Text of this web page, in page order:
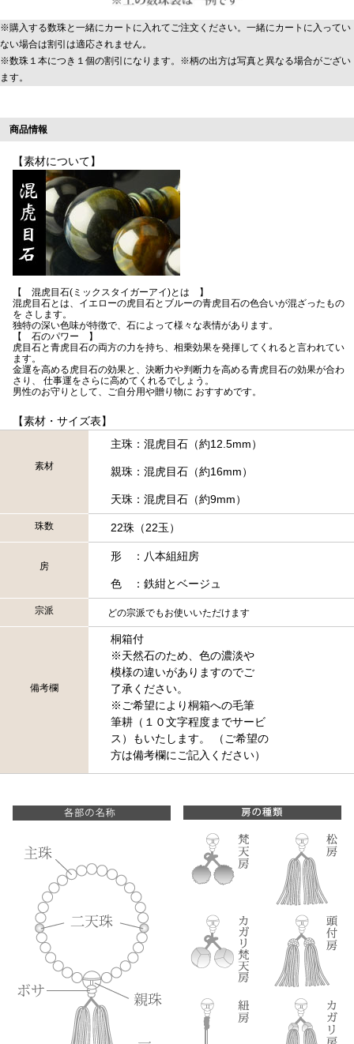
※購入する数珠と一緒にカートに入れてご注文ください。一緒にカートに入ってい
ない場合は割引は適応されません。
※数珠１本につき１個の割引になります。※柄の出方は写真と異なる場合がござい
ます。
商品情報
【素材について】
【 混虎目石(ミックスタイガーアイ)とは 】
混虎目石とは、イエローの虎目石とブルーの青虎目石の色合いが混ざったもの
を さします。
独特の深い色味が特徴で、石によって様々な表情があります。
【 石のパワー 】
虎目石と青虎目石の両方の力を持ち、相乗効果を発揮してくれると言われてい
ます。
金運を高める虎目石の効果と、決断力や判断力を高める青虎目石の効果が合わ
さり、 仕事運をさらに高めてくれるでしょう。
男性のお守りとして、ご自分用や贈り物に おすすめです。
【素材・サイズ表】
素材
主珠：混虎目石（約12.5mm）
親珠：混虎目石（約16mm）
天珠：混虎目石（約9mm）
珠数 22珠（22玉）
房
形 ：八本組紐房
色 ：鉄紺とベージュ
宗派 どの宗派でもお使いいただけます
備考欄
桐箱付
※天然石のため、色の濃淡や
模様の違いがありますのでご
了承ください。
※ご希望により桐箱への毛筆
筆耕（１０文字程度までサービ
ス）もいたします。 （ご希望の
方は備考欄にご記入ください）